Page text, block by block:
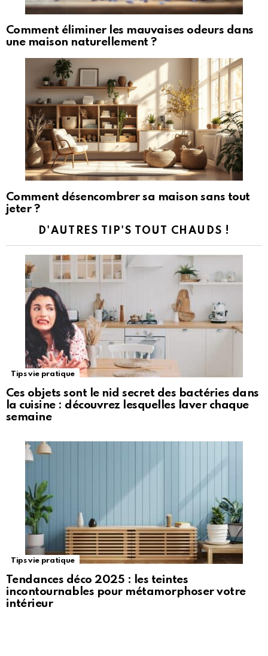
Comment éliminer les mauvaises odeurs dans
une maison naturellement ?
Comment désencombrer sa maison sans tout
jeter ?
D'AUTRES TIP'S TOUT CHAUDS !
Tips vie pratique
Ces objets sont le nid secret des bactéries dans
la cuisine : découvrez lesquelles laver chaque
semaine
Tips vie pratique
Tendances déco 2025 : les teintes
incontournables pour métamorphoser votre
intérieur